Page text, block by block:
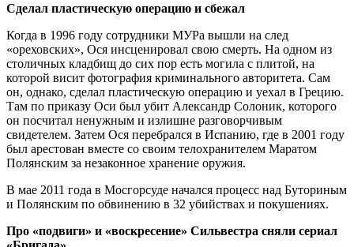
Сделал пластическую операцию и сбежал
Когда в 1996 году сотрудники МУРа вышли на след
«ореховских», Ося инсценировал свою смерть. На одном из
столичных кладбищ до сих пор есть могила с плитой, на
которой висит фотография криминального авторитета. Сам
он, однако, сделал пластическую операцию и уехал в Грецию.
Там по приказу Оси был убит Александр Солоник, которого
он посчитал ненужным и излишне разговорчивым
свидетелем. Затем Ося перебрался в Испанию, где в 2001 году
был арестован вместе со своим телохранителем Маратом
Полянским за незаконное хранение оружия.
В мае 2011 года в Мосгорсуде начался процесс над Буториным
и Полянским по обвинению в 32 убийствах и покушениях.
Про «подвиги» и «воскресение» Сильвестра сняли сериал